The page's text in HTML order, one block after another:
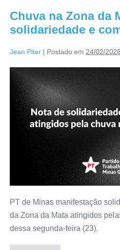
Chuva na Zona da
solidariedade e
Jean Piter | Postado em 24/02/2026
PT de Minas manifestação
da Zona da Mata atingidos
dessa segunda-feira (23).